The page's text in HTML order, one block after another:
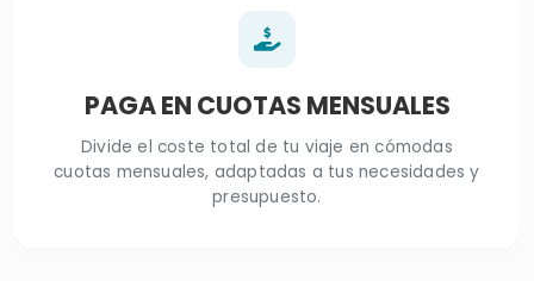
PAGA EN CUOTAS MENSUALES
Divide el coste total de tu viaje en cómodas
cuotas mensuales, adaptadas a tus necesidades y
presupuesto.